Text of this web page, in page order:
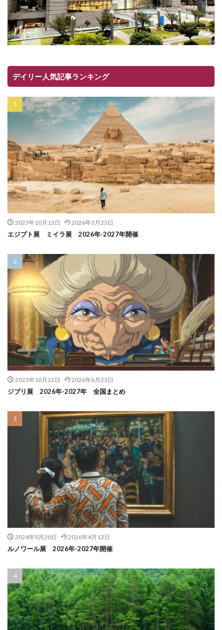
デイリー人気記事ランキング
2023年10月13日 2026年3月23日
エジプト展 ミイラ展 2026年-2027年開催
2023年10月22日 2026年6月23日
ジブリ展 2026年-2027年 全国まとめ
2024年9月20日 2026年4月13日
ルノワール展 2026年-2027年開催